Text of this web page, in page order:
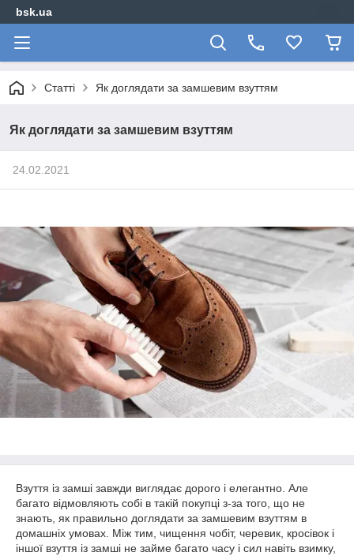
bsk.ua
Статті Як доглядати за замшевим взуттям
Як доглядати за замшевим взуттям
24.02.2021
Взуття із замші завжди виглядає дорого і елегантно. Але
багато відмовляють собі в такій покупці з-за того, що не
знають, як правильно доглядати за замшевим взуттям в
домашніх умовах. Між тим, чищення чобіт, черевик, кросівок і
іншої взуття із замші не займе багато часу і сил навіть взимку,